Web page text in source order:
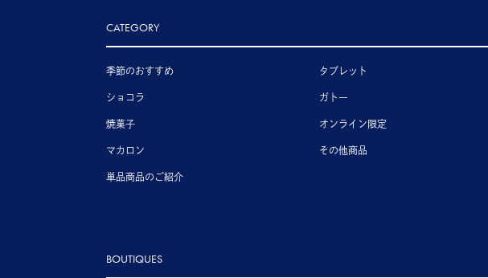
CATEGORY
季節のおすすめ
ショコラ
焼菓子
マカロン
単品商品のご紹介
タブレット
ガトー
オンライン限定
その他商品
BOUTIQUES